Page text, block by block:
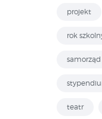
projekt
rok
teatr